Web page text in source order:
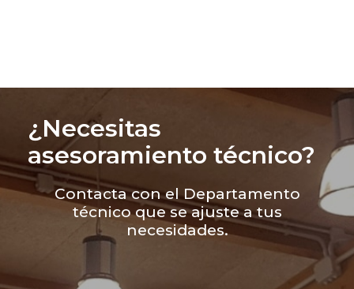
¿Necesitas
asesoramiento técnico?
Contacta con el Departamento
técnico que se ajuste a tus
necesidades.